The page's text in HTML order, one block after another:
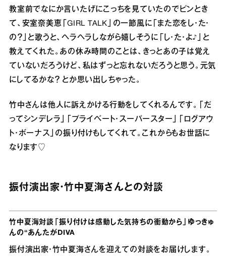
教室前でなにか言いたげにこっちを見ていたのでピンとき
て、安室奈美恵「GIRL TALK」の一節風に「また恋をし・た・
の？」と歌うと、ヘラヘラしながら嬉しそうに「し・た・よ♪」と
教えてくれた。あの休み時間のことは、きっとあの子は覚え
ていないだろうけど、私はずっと忘れないだろうと思う。元気
にしてるかな？ とか思い出しちゃった。
竹中さんは他人に訴えかける行動をしてくれるんです。「だ
ってシンデレラ」「プライベート・スーパースター」「ログアウ
ト・ボーナス」の振り付けもしてくれて。これからもお世話に
なります♡
振付演出家・竹中夏海さんとの対談
竹中夏海対談「振り付けは感動した気持ちの衝動から」ゆっきゅ
んの“あんたがDIVA
振付演出家・竹中夏海さんを迎えての対談をお届けします。